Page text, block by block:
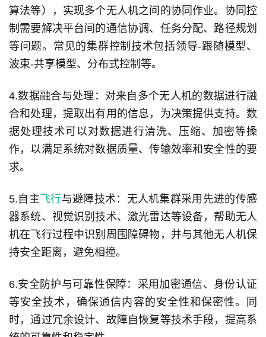
算法等），实现多个无人机之间的协同作业。协同控
制需要解决平台间的通信协调、任务分配、路径规划
等问题。常见的集群控制技术包括领导-跟随模型、
波束-共享模型、分布式控制等。
4.数据融合与处理：对来自多个无人机的数据进行融
合和处理，提取出有用的信息，为决策提供支持。数
据处理技术可以对数据进行清洗、压缩、加密等操
作，以满足系统对数据质量、传输效率和安全性的要
求。
5.自主 飞行与避障技术：无人机集群采用先进的传感
器系统、视觉识别技术、激光雷达等设备，帮助无人
机在飞行过程中识别周围障碍物，并与其他无人机保
持安全距离，避免相撞。
6.安全防护与可靠性保障：采用加密通信、身份认证
等安全技术，确保通信内容的安全性和保密性。同
时，通过冗余设计、故障自恢复等技术手段，提高系